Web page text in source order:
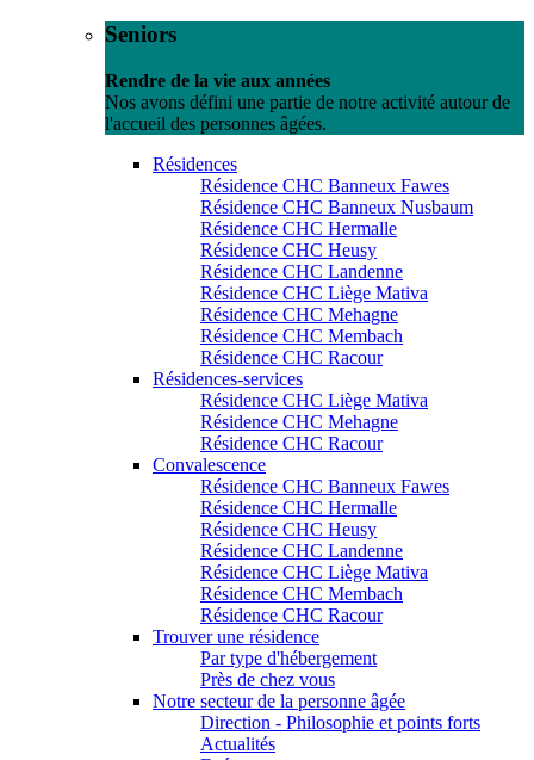
Seniors
Rendre de la vie aux années
Nos avons défini une partie de notre activité autour de
l'accueil des personnes âgées.
Résidences
Résidence CHC Banneux Fawes
Résidence CHC Banneux Nusbaum
Résidence CHC Hermalle
Résidence CHC Heusy
Résidence CHC Landenne
Résidence CHC Liège Mativa
Résidence CHC Mehagne
Résidence CHC Membach
Résidence CHC Racour
Résidences-services
Résidence CHC Liège Mativa
Résidence CHC Mehagne
Résidence CHC Racour
Convalescence
Résidence CHC Banneux Fawes
Résidence CHC Hermalle
Résidence CHC Heusy
Résidence CHC Landenne
Résidence CHC Liège Mativa
Résidence CHC Membach
Résidence CHC Racour
Trouver une résidence
Par type d'hébergement
Près de chez vous
Notre secteur de la personne âgée
Direction - Philosophie et points forts
Actualités